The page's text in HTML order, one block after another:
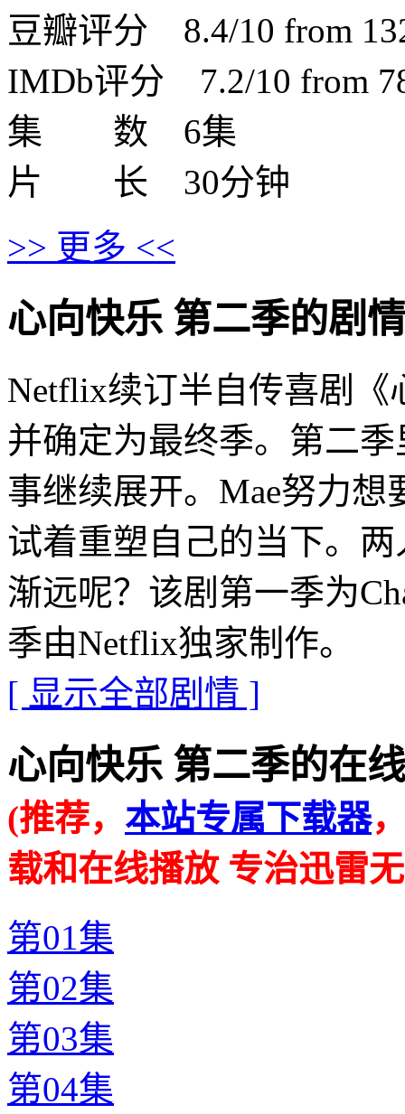
豆瓣评分 8.4/10 from
IMDb评分 7.2/10 from
集 数 6集
片 长 30分钟
>> 更多 <<
心向快乐 第二季的剧情
Netflix续订半自传喜剧《
并确定为最终季。第二季
事继续展开。Mae努力想
试着重塑自己的当下。
渐远呢？该剧第一季为
季由Netflix独家制作。
[ 显示全部剧情 ]
心向快乐 第二季的在线
(推荐， 本站专属下载器
载和在线播放 专治迅雷
第01集
第02集
第03集
第04集